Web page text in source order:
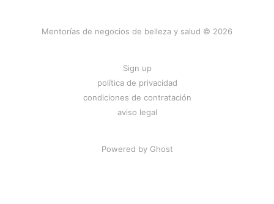
Mentorías de negocios de belleza y salud © 2026
Sign up
política de privacidad
condiciones de contratación
aviso legal
Powered by Ghost